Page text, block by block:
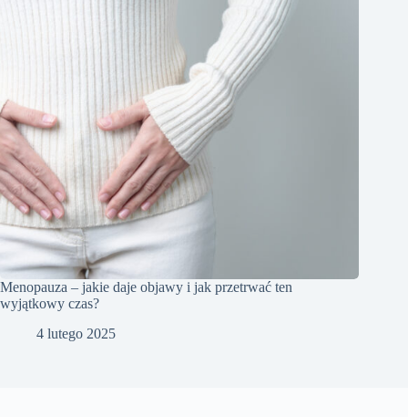
Menopauza – jakie daje objawy i jak przetrwać ten
wyjątkowy czas?
4 lutego 2025